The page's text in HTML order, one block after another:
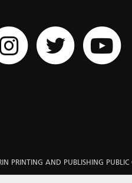
PRINTING AND PUBLISHING